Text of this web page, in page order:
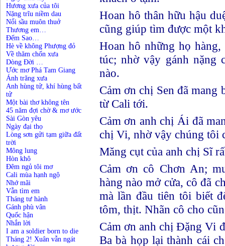
Hương xưa của tôi
Nặng trĩu niềm dau
Nổi sầu muôn thuở
Thương em…
Đếm Sao…
Hè về không Phượng đỏ
Về thăm chốn xưa
Dòng Đời …
Ước mơ Phá Tam Giang
Ánh trăng xưa
Anh hùng tử, khí hùng bất
tử
Một bài thơ không tên
45 năm đợi chờ & mơ ước
Sài Gòn yêu
Ngày đại thọ
Lòng sơn gửi tạm giữa đất
trời
Mông lung
Hòn khô
Đêm ngủ tôi mơ
Cali mùa hạnh ngộ
Nhớ mãi
Vẫn tìm em
Tháng tư hành
Gánh phù vân
Quốc hận
Nhắn lời
I am a soldier born to die
Tháng 2! Xuân vẫn ngát
Hoan hô thân hữu hậu
cũng giúp tìm được một
Hoan hô những họ hàng,
túc; nhờ vậy gánh nặng
nào.
Cảm ơn chị Sen đã mang
từ Cali tới.
Cảm ơn anh chị Ái đã
chị Vi, nhờ vậy chúng tôi
Măng cụt của anh chị Sĩ
Cảm ơn cô Chơn An;
hàng nào mở cửa, cô đã
mà lần đầu tiên tôi biết
tôm, thịt. Nhãn cô cho
Cảm ơn anh chị Đặng Vi
Ba bà họp lại thành cái